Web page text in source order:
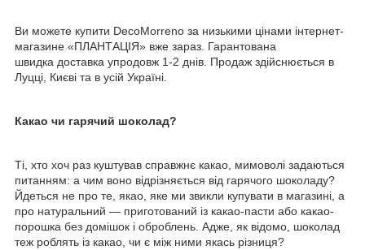
Ви можете купити DecoMorreno за низькими цінами інтернет-
магазине «ПЛАНТАЦІЯ» вже зараз. Гарантована
швидка доставка упродовж 1-2 днів. Продаж здійснюється в
Луцці, Києві та в усій Україні.
Какао чи гарячий шоколад?
Ті, хто хоч раз куштував справжнє какао, мимоволі задаються
питанням: а чим воно відрізняється від гарячого шоколаду?
Йдеться не про те, якао, яке ми звикли купувати в магазині, а
про натуральний — приготований із какао-пасти або какао-
порошка без домішок і оброблень. Адже, як відомо, шоколад
теж роблять із какао, чи є між ними якась різниця?